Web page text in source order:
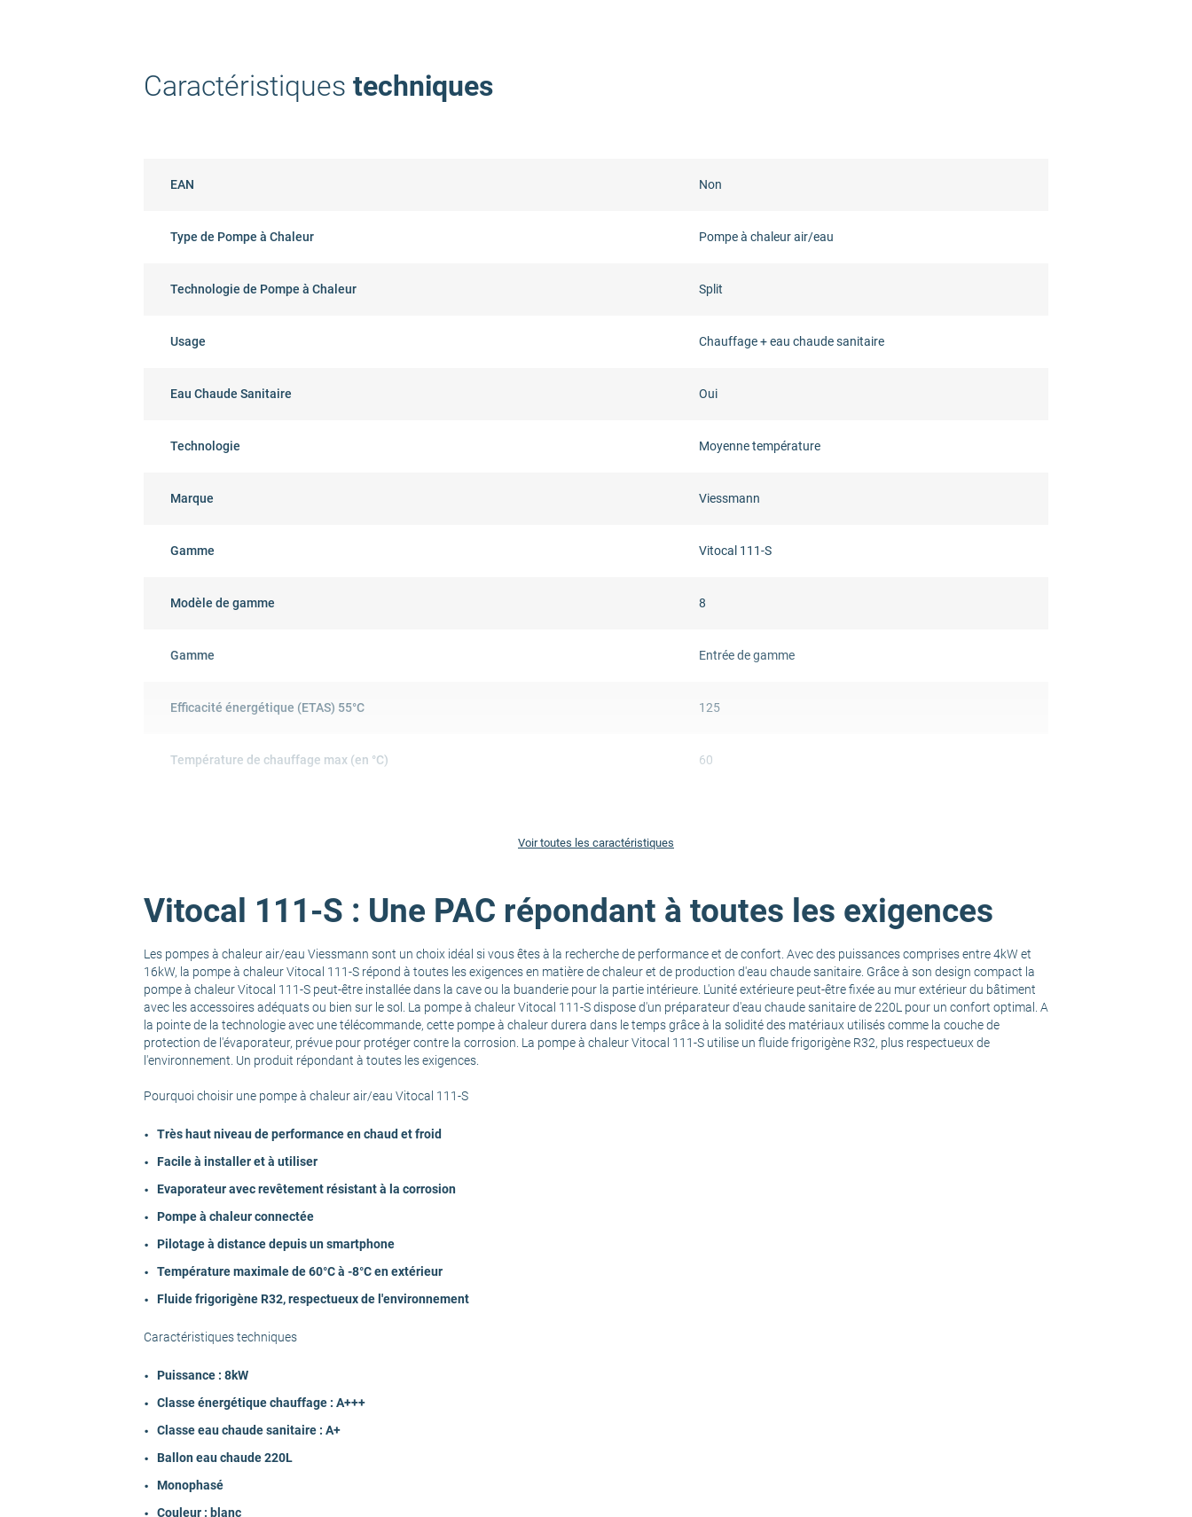
Caractéristiques techniques
EAN Non
Type de Pompe à Chaleur Pompe à chaleur air/eau
Technologie de Pompe à Chaleur Split
Usage Chauffage + eau chaude sanitaire
Eau Chaude Sanitaire Oui
Technologie Moyenne température
Marque Viessmann
Gamme Vitocal 111-S
Modèle de gamme 8
Gamme Entrée de gamme
Efficacité énergétique (ETAS) 55°C 125
Température de chauffage max (en °C) 60
Puissance calorifique à -7°C ext / 55°C eau (kW) 6
SCOP 3.93
Classe énergétique A+++
Economies d'énergie
Fluide Frigorigène
Fonctionnalité
Profondeur Unité extérieure (en cm)
Voir toutes les caractéristiques
Vitocal 111-S : Une PAC répondant à toutes les exigences
Les pompes à chaleur air/eau Viessmann sont un choix idéal si vous êtes à la recherche de performance et de confort. Avec des puissances comprises entre 4kW et
16kW, la pompe à chaleur Vitocal 111-S répond à toutes les exigences en matière de chaleur et de production d'eau chaude sanitaire. Grâce à son design compact la
pompe à chaleur Vitocal 111-S peut-être installée dans la cave ou la buanderie pour la partie intérieure. L'unité extérieure peut-être fixée au mur extérieur du bâtiment
avec les accessoires adéquats ou bien sur le sol. La pompe à chaleur Vitocal 111-S dispose d'un préparateur d'eau chaude sanitaire de 220L pour un confort optimal. A
la pointe de la technologie avec une télécommande, cette pompe à chaleur durera dans le temps grâce à la solidité des matériaux utilisés comme la couche de
protection de l'évaporateur, prévue pour protéger contre la corrosion. La pompe à chaleur Vitocal 111-S utilise un fluide frigorigène R32, plus respectueux de
l'environnement. Un produit répondant à toutes les exigences.
Pourquoi choisir une pompe à chaleur air/eau Vitocal 111-S
Très haut niveau de performance en chaud et froid
Facile à installer et à utiliser
Evaporateur avec revêtement résistant à la corrosion
Pompe à chaleur connectée
Pilotage à distance depuis un smartphone
Température maximale de 60°C à -8°C en extérieur
Fluide frigorigène R32, respectueux de l'environnement
Caractéristiques techniques
Puissance : 8kW
Classe énergétique chauffage : A+++
Classe eau chaude sanitaire : A+
Ballon eau chaude 220L
Monophasé
Couleur : blanc